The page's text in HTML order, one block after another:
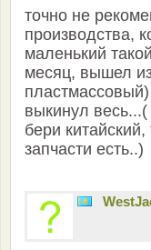
точно не
производства,
маленький
месяц, вышел
пластмассовый)
выкинул весь...(
бери
запчасти есть..)